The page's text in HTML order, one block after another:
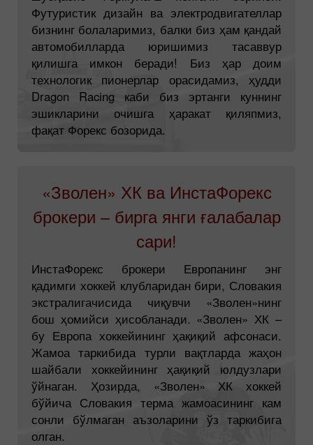
Футуристик дизайн ва электродвигателлар
бизнинг болаларимиз, балки биз ҳам қандай
автомобилларда юришимиз тасаввур
қилишга имкон беради! Биз ҳар доим
технологик пионерлар орасидамиз, ҳудди
Dragon Racing каби биз эртанги куннинг
эшикларини очишга ҳаракат қиляпмиз,
фақат Форекс бозорида.
«Зволен» ХК ва ИнстаФорекс
брокери – бирга янги ғалабалар
сари!
ИнстаФорекс брокери Европанинг энг
қадимги хоккей клубларидан бири, Словакия
экстралигачисида чиқувчи «Зволен»нинг
бош ҳомийси ҳисобланади. «Зволен» ХК –
бу Европа хоккейининг ҳақиқий афсонаси.
Жамоа таркибида турли вақтларда жаҳон
шайбали хоккейининг ҳақиқий юлдузлари
ўйнаган. Ҳозирда, «Зволен» ХК хоккей
бўйича Словакия терма жамоасининг кам
сонли бўлмаган аъзоларини ўз таркибига
олган.